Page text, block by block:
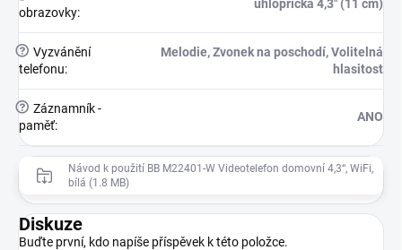
obrazovky:
úhlopříčka 4,3" (11 cm)
? Vyzvánění
telefonu:
Melodie, Zvonek na poschodí, Volitelná
hlasitost
? Záznamník -
paměť:
ANO
Návod k použití BB M22401-W Videotelefon domovní 4,3“, WiFi,
bílá (1.8 MB)
Diskuze
Buďte první, kdo napíše příspěvek k této položce.